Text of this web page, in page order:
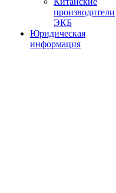
производители
ЭКБ
Юридическая
информация